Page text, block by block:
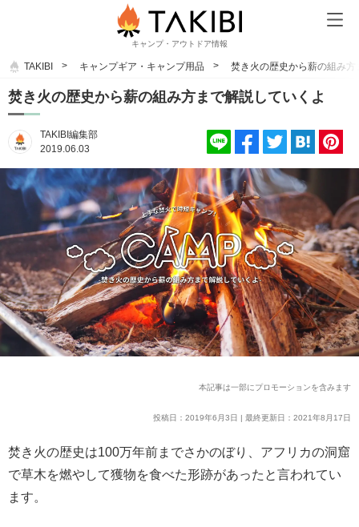
キャンプ・アウトドア情報
TAKIBI キャンプギア・キャンプ用品 焚き火の歴史から薪の組み
焚き火の歴史から薪の組み方まで解説していくよ
TAKIBI編集部
2019.06.03
本記事は一部にプロモーションを含みます
投稿日：2019年6月3日 | 最終更新日：2021年8月17日
焚き火の歴史は100万年前までさかのぼり、アフリカの洞窟
で草木を燃やして獲物を食べた形跡があったと言われてい
ます。